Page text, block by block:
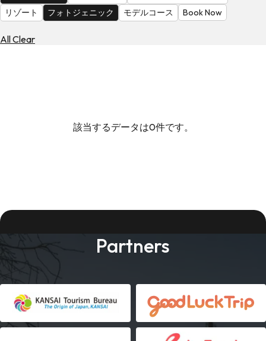
リゾート
フォトジェニック モデルコース Book Now
All Clear
該当するデータは0件です。
Partners